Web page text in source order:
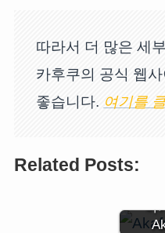
따라서 더 많은 세
카후쿠의 공식 웹
좋습니다. 여기를
Related Posts:
아